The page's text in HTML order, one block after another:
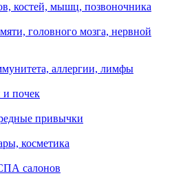
костей, мышц, позвоночника
головного мозга, нервной
аллергии, лимфы
и почек
привычки
косметика
салонов